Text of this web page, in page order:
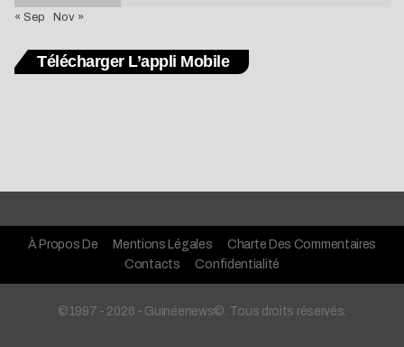
« Sep
Nov »
Télécharger L’appli Mobile
À Propos De Mentions Légales
Charte Des Commentaires
Contacts
Confidentialité
©1997 - 2026 - Guinéenews©. Tous droits réservés.